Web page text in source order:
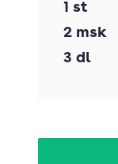
1 st
2 msk
3 dl